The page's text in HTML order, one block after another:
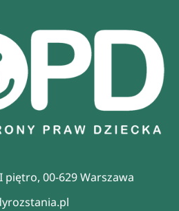
piętro, 00-629 Warszawa